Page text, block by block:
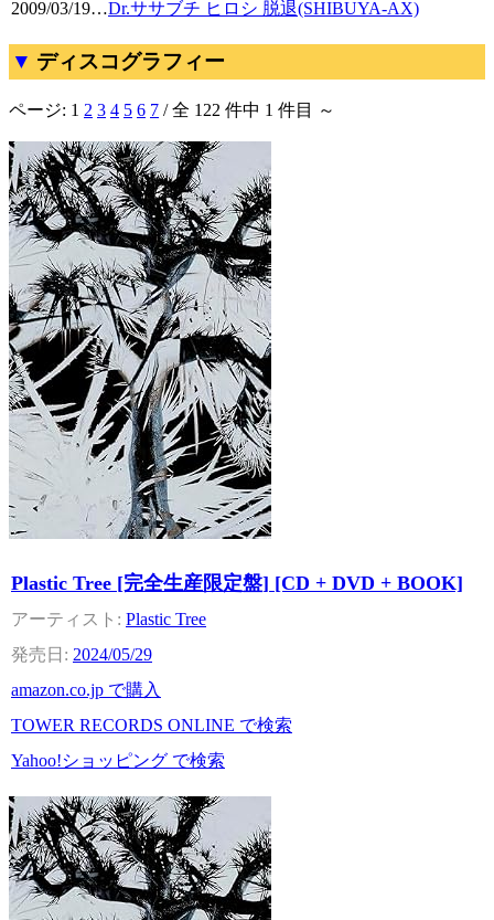
2009/03/19…Dr.ササブチ ヒロシ 脱退(SHIBUYA-AX)
ディスコグラフィー
ページ: 1 2 3 4 5 6 7 / 全 122 件中 1 件目 ～
Plastic Tree [完全生産限定盤] [CD + DVD + BOOK]
Plastic Tree
2024/05/29
amazon.co.jp で購入
TOWER RECORDS ONLINE で検索
Yahoo!ショッピング で検索